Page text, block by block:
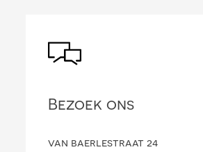
Bezoek ons
van baerlestraat 24